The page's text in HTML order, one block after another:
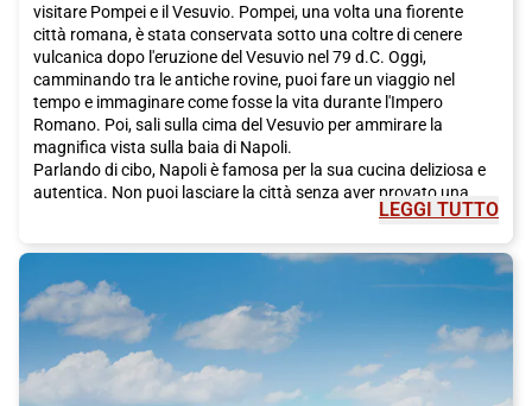
visitare Pompei e il Vesuvio. Pompei, una volta una fiorente
città romana, è stata conservata sotto una coltre di cenere
vulcanica dopo l'eruzione del Vesuvio nel 79 d.C. Oggi,
camminando tra le antiche rovine, puoi fare un viaggio nel
tempo e immaginare come fosse la vita durante l'Impero
Romano. Poi, sali sulla cima del Vesuvio per ammirare la
magnifica vista sulla baia di Napoli.
Parlando di cibo, Napoli è famosa per la sua cucina deliziosa e
autentica. Non puoi lasciare la città senza aver provato una
vera pizza napoletana. Fai una sosta in una delle pizzerie
formaggio fuso e la crosta morbida. Assaggia anche la famosa
pasta con le vongole, il ragù napoletano e gli arancini, sfiziose
palline di riso ripiene. E per dolce, non dimenticare di provare la
sfogliatella o il babà, dolci tradizionali napoletani.
Per rilassarti e goderti il sole, fai una visita alla famosa spiaggia
di Posillipo, situata su una delle colline di Napoli. Ammira la
vista panoramica sulla baia e il Vesuvio mentre ti rilassi sulla
LEGGI TUTTO